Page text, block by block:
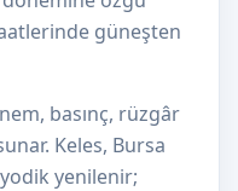
güneşten
basınç, rüzgâr
Keles, Bursa
yenilenir;